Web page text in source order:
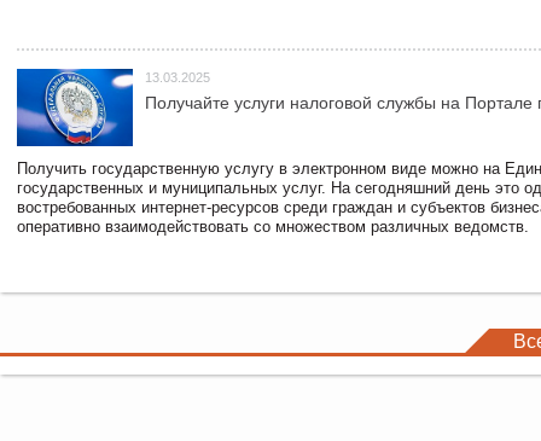
13.03.2025
Получайте услуги налоговой службы на Портале
Получить государственную услугу в электронном виде можно на
государственных и муниципальных услуг. На сегодняшний день это
востребованных интернет-ресурсов среди граждан и субъектов
оперативно взаимодействовать со множеством различных ведомств.